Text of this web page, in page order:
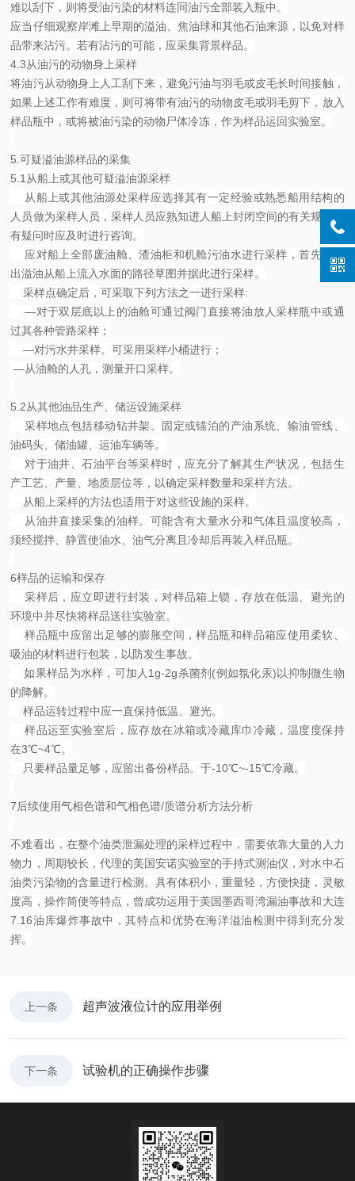
难以刮下，则将受油污染的材料连同油污全部装入瓶中。
应当仔细观察岸滩上早期的溢油、焦油球和其他石油来源，以免对样
品带来沾污。若有沾污的可能，应采集背景样品。
4.3从油污的动物身上采样
将油污从动物身上人工刮下来，避免污油与羽毛或皮毛长时间接触，
如果上述工作有难度，则可将带有油污的动物皮毛或羽毛剪下，放入
样品瓶中，或将被油污染的动物尸体冷冻，作为样品运回实验室。
5.可疑溢油源样品的采集
5.1从船上或其他可疑溢油源采样
从船上或其他油源处采样应选择其有一定经验或熟悉船用结构的
人员做为采样人员，采样人员应熟知进人船上封闭空间的有关规定，
有疑问时应及时进行咨询。
应对船上全部废油舱、渣油柜和机舱污油水进行采样，首先应画
出溢油从船上流入水面的路径草图并据此进行采样。
采样点确定后，可采取下列方法之一进行采样:
—对于双层底以上的油舱可通过阀门直接将油放人采样瓶中或通
过其各种管路采样；
—对污水井采样。可采用采样小桶进行；
—从油舱的人孔，测量开口采样。
5.2从其他油品生产、储运设施采样
采样地点包括移动钻井架、固定或锚泊的产油系统、输油管线、
油码头、储油罐、运油车辆等。
对于油井、石油平台等采样时，应充分了解其生产状况，包括生
产工艺、产量、地质层位等，以确定采样数量和采样方法。
从船上采样的方法也适用于对这些设施的采样。
从油井直接采集的油样。可能含有大量水分和气体且温度较高，
须经搅拌、静置使油水、油气分离且冷却后再装入样品瓶。
6样品的运输和保存
采样后，应立即进行封装，对样品箱上锁，存放在低温、避光的
环境中并尽快将样品送往实验室。
样品瓶中应留出足够的膨胀空间，样品瓶和样品箱应使用柔软、
吸油的材料进行包装，以防发生事故。
如果样品为水样，可加人1g-2g杀菌剂(例如氛化汞)以抑制微生物
的降解。
样品运转过程中应一直保持低温、避光。
样品运至实验室后，应存放在冰箱或冷藏库巾冷藏，温度度保持
在3℃~4℃。
只要样品量足够，应留出备份样品。于-10℃~-15℃冷藏。
7后续使用气相色谱和气相色谱/质谱分析方法分析
不难看出，在整个油类泄漏处理的采样过程中，需要依靠大量的人力
物力，周期较长，代理的美国安诺实验室的手持式测油仪，对水中石
油类污染物的含量进行检测。具有体积小，重量轻，方便快捷，灵敏
度高，操作简便等特点，曾成功运用于美国墨西哥湾漏油事故和大连
7.16油库爆炸事故中，其特点和优势在海洋溢油检测中得到充分发
挥。
上一条 超声波液位计的应用举例
下一条 试验机的正确操作步骤